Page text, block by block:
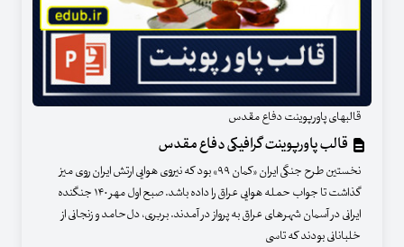
قالبهای پاورپوینت دفاع مقدس
قالب پاورپوینت گرافیکی دفاع مقدس
نخستین طرح جنگی ایران «کمان ۹۹» بود که نیروی هوایی ارتش ایران روی میز
گذاشت تا جواب حمله هوایی عراق را داده باشد. صبح اول مهر ۱۴۰ جنگنده
ایرانی در آسمان شهرهای عراق به پرواز در آمدند. بربری، دل‌حامد و زنجانی از
خلبانانی بودند که تاسی